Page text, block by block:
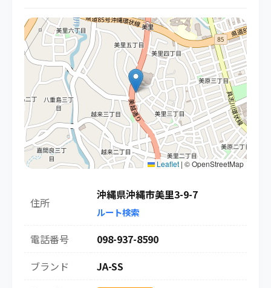
Leaflet | © OpenStreetMap
住所
沖縄県沖縄市美里3-9-7
ルート検索
電話番号
098-937-8590
ブランド
JA-SS